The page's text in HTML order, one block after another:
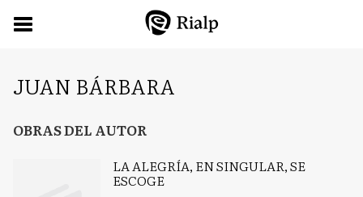
JUAN BÁRBARA
OBRAS DEL AUTOR
LA ALEGRÍA, EN SINGULAR, SE
ESCOGE